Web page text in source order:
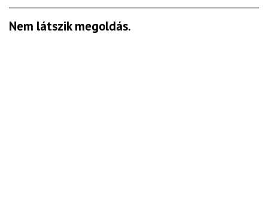
Nem látszik megoldás.